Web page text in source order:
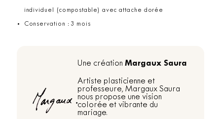
individuel (compostable) avec attache dorée
Conservation : 3 mois
Une création Margaux Saura
Artiste plasticienne et
professeure, Margaux Saura
nous propose une vision
colorée et vibrante du
mariage.